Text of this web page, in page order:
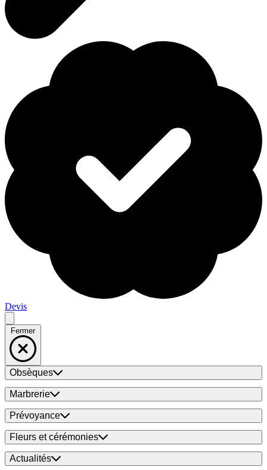
Devis
Fermer
Obsèques
Marbrerie
Prévoyance
Fleurs et cérémonies
Actualités